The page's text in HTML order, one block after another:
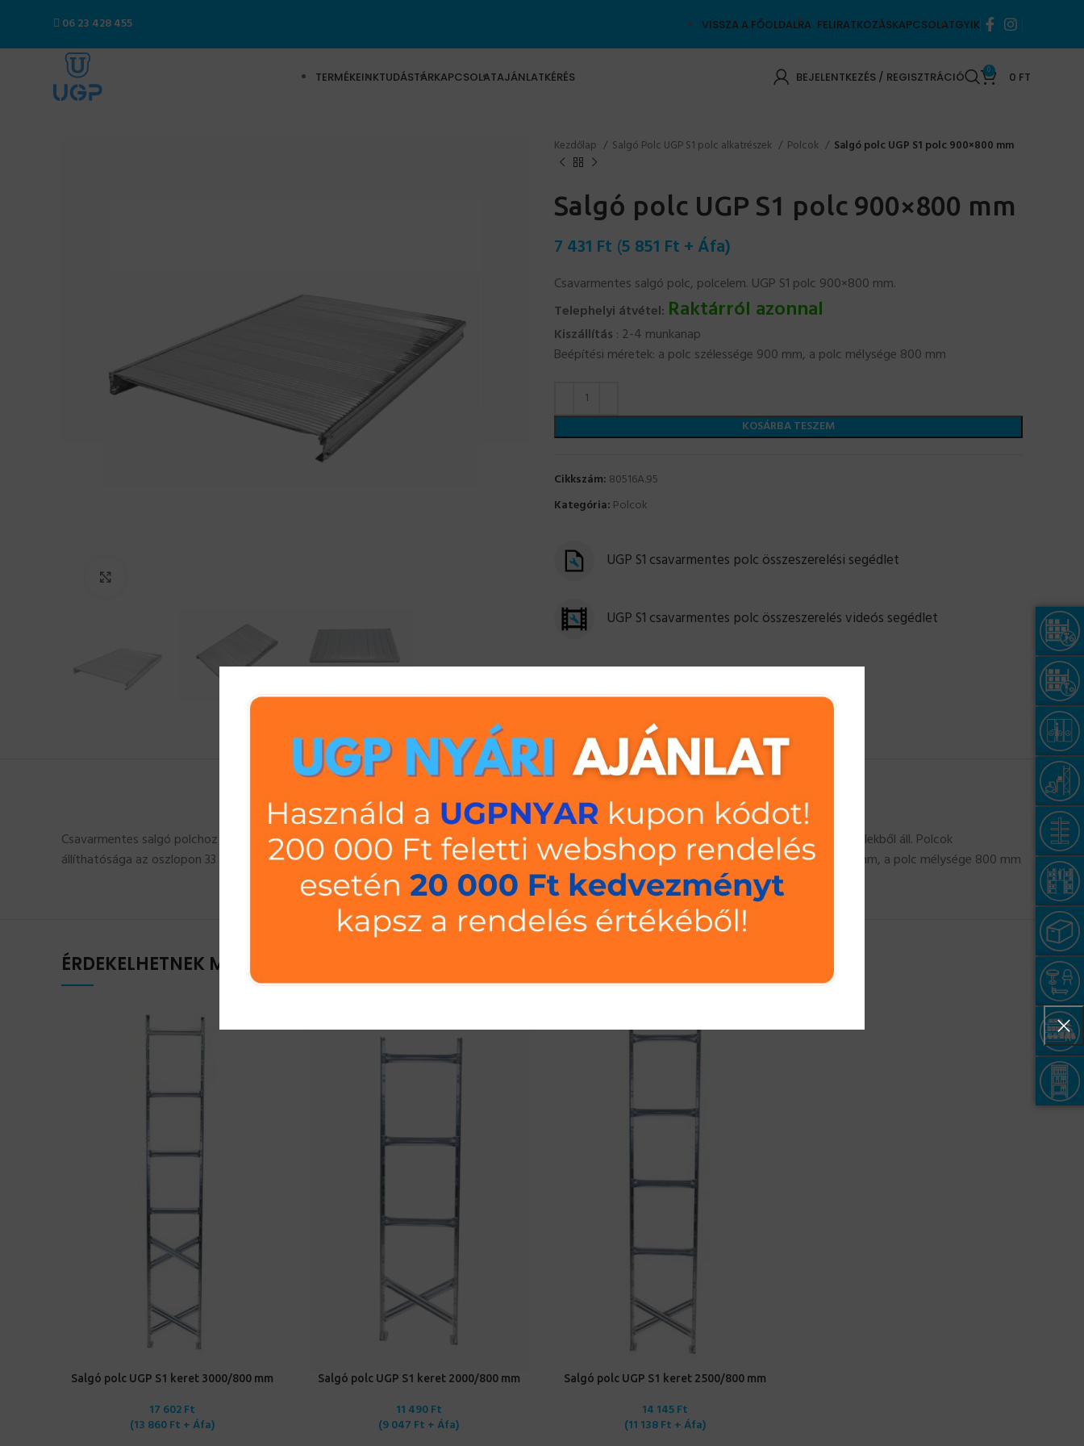
06 23 428 455 VISSZA A FŐOLDALRA FELIRATKOZÁSKAPCSOLATGYIK
TERMÉKEINKTUDÁSTÁRKAPCSOLATAJÁNLATKÉRÉS BEJELENTKEZÉS / REGISZTRÁCIÓ 0 0 FT
Kezdőlap Salgó Polc UGP S1 polc alkatrészek Polcok Salgó polc UGP S1 polc 900×800 mm
Salgó polc UGP S1 polc 900×800 mm
7 431 Ft (5 851 Ft + Áfa)
Csavarmentes salgó polc, polcelem. UGP S1 polc 900×800 mm.
Telephelyi átvétel: Raktárról azonnal
Kiszállítás : 2-4 munkanap
Beépítési méretek: a polc szélessége 900 mm, a polc mélysége 800 mm
KOSÁRBA TESZEM
Cikkszám: 80516A.95
Kategória: Polcok
UGP S1 csavarmentes polc összeszerelési segédlet
UGP S1 csavarmentes polc összeszerelés videós segédlet
Csavarmentes salgó polchoz polcelem. Polc szélessége/hossza 900 mm, polc mélysége 800 mm mély. Két darab polctartó gerendából és polcpanelekből áll. Polcok
állíthatósága az oszlopon 33 mm. Polc teherbírása: 130 kg/polc. TÜV és CE minősítéssel, 5 év garanciával.Beépítési méretek: a polc szélessége 900 mm, a polc mélysége 800 mm
ÉRDEKELHETNEK MÉG…
KOSÁRBA TESZEM
Salgó polc UGP S1 keret 3000/800 mm
17 602Ft
(13 860Ft + Áfa)
KOSÁRBA TESZEM
Salgó polc UGP S1 keret 2000/800 mm
11 490Ft
(9 047 Ft + Áfa)
KOSÁRBA TESZEM
Salgó polc UGP S1 keret 2500/800 mm
14 145Ft
(11 138Ft + Áfa)